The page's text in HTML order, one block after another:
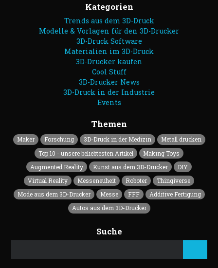
Kategorien
Trends aus dem 3D-Druck
Modelle & Vorlagen für den 3D-Drucker
3D-Druck Software
Materialien im 3D-Druck
3D-Drucker kaufen
Cool Stuff
3D-Drucker News
3D-Druck in der Industrie
Events
Themen
Maker Forschung 3D-Druck in der Medizin
Metall drucken
Top 10 - unsere beliebtesten Artikel
Making Toys
Augmented Reality
Kunst aus dem 3D-Drucker
DIY
Virtual Reality
Messeneuheit Roboter
Thingiverse
Mode aus dem 3D-Drucker
Messe FFF
Additive Fertigung
Autos aus dem 3D-Drucker
Suche